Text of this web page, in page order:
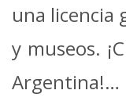
una licencia
y museos.